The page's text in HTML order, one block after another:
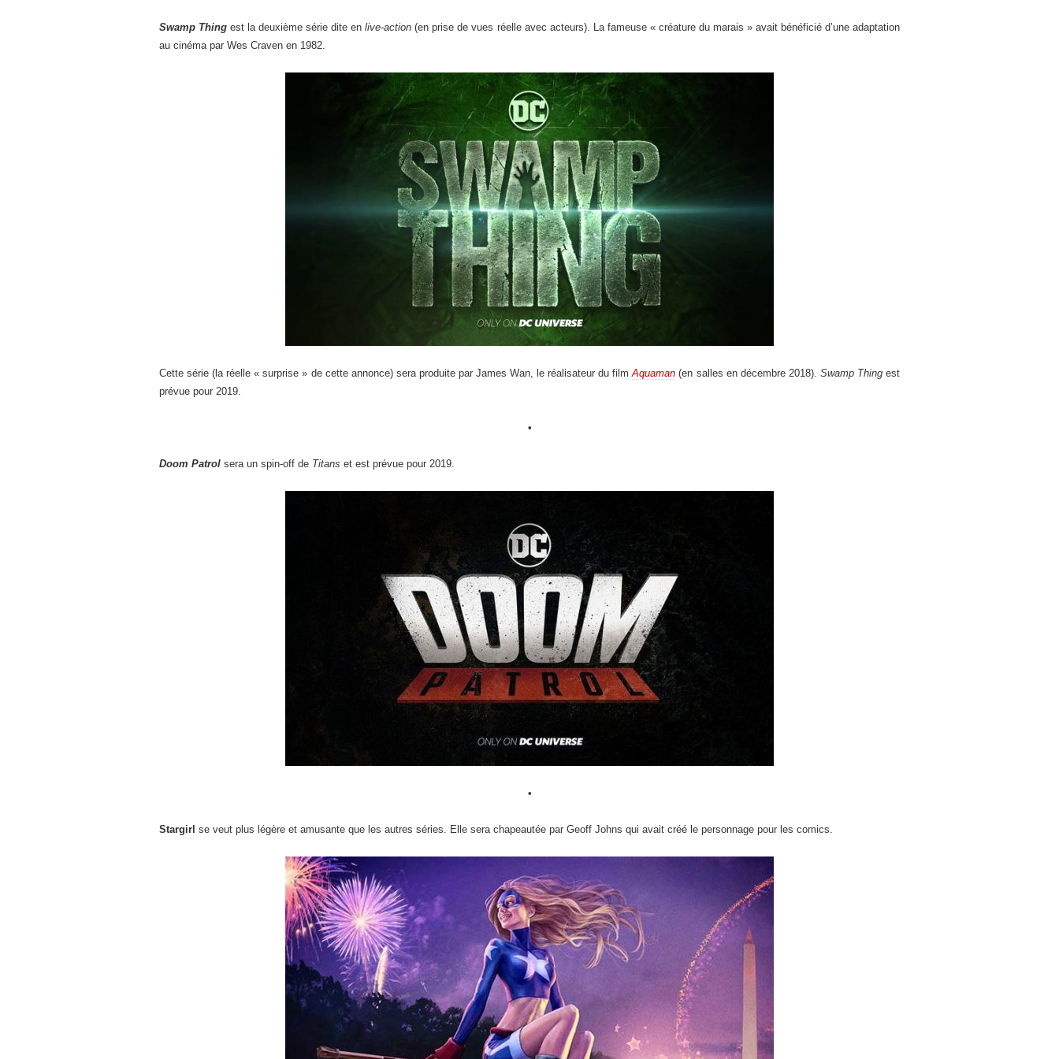
Swamp Thing est la deuxième série dite enlive-action (en prise de vues réelle avec acteurs). La fameuse « créature du marais » avait bénéficié d’une adaptation
au cinéma par Wes Craven en 1982.
Cette série (la réelle « surprise » de cette annonce) sera produite par James Wan, le réalisateur du filmAquaman (en salles en décembre 2018). Swamp Thingest
prévue pour 2019.
•
Doom Patrol sera un spin-off de Titans et est prévue pour 2019.
•
Stargirl se veut plus légère et amusante que les autres séries. Elle sera chapeautée par Geoff Johns qui avait créé le personnage pour les comics.